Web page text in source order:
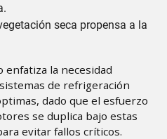
seca propensa a la
enfatiza la necesidad
de refrigeración
dado que el esfuerzo
se duplica bajo estas
evitar fallos críticos.